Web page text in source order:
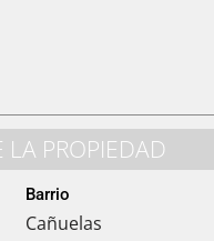
LA PROPIEDAD
Barrio
Cañuelas